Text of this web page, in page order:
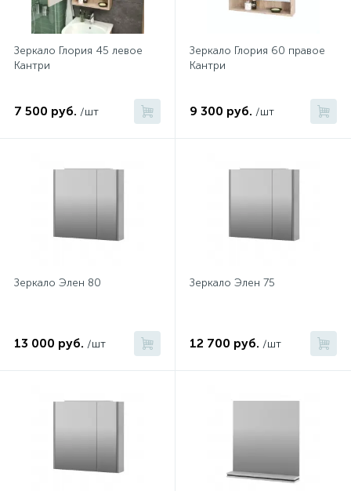
Зеркало Глория 45 левое
Кантри
7 500 руб. /шт
Зеркало Глория 60 правое
Кантри
9 300 руб. /шт
Зеркало Элен 80
13 000 руб. /шт
Зеркало Элен 75
12 700 руб. /шт